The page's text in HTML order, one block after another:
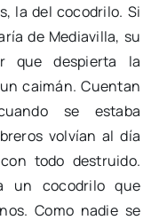
la del cocodrilo. Si
de Mediavilla, su
que despierta la
caimán. Cuentan
se estaba
volvían al día
todo destruido.
un cocodrilo que
Como nadie se